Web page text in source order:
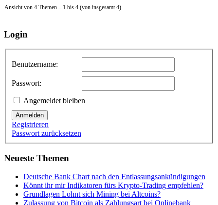
Ansicht von 4 Themen – 1 bis 4 (von insgesamt 4)
Login
Benutzername:
Passwort:
Angemeldet bleiben
Anmelden
Registrieren
Passwort zurücksetzen
Neueste Themen
Deutsche Bank Chart nach den Entlassungsankündigungen
Könnt ihr mir Indikatoren fürs Krypto-Trading empfehlen?
Grundlagen Lohnt sich Mining bei Altcoins?
Zulassung von Bitcoin als Zahlungsart bei Onlinebank